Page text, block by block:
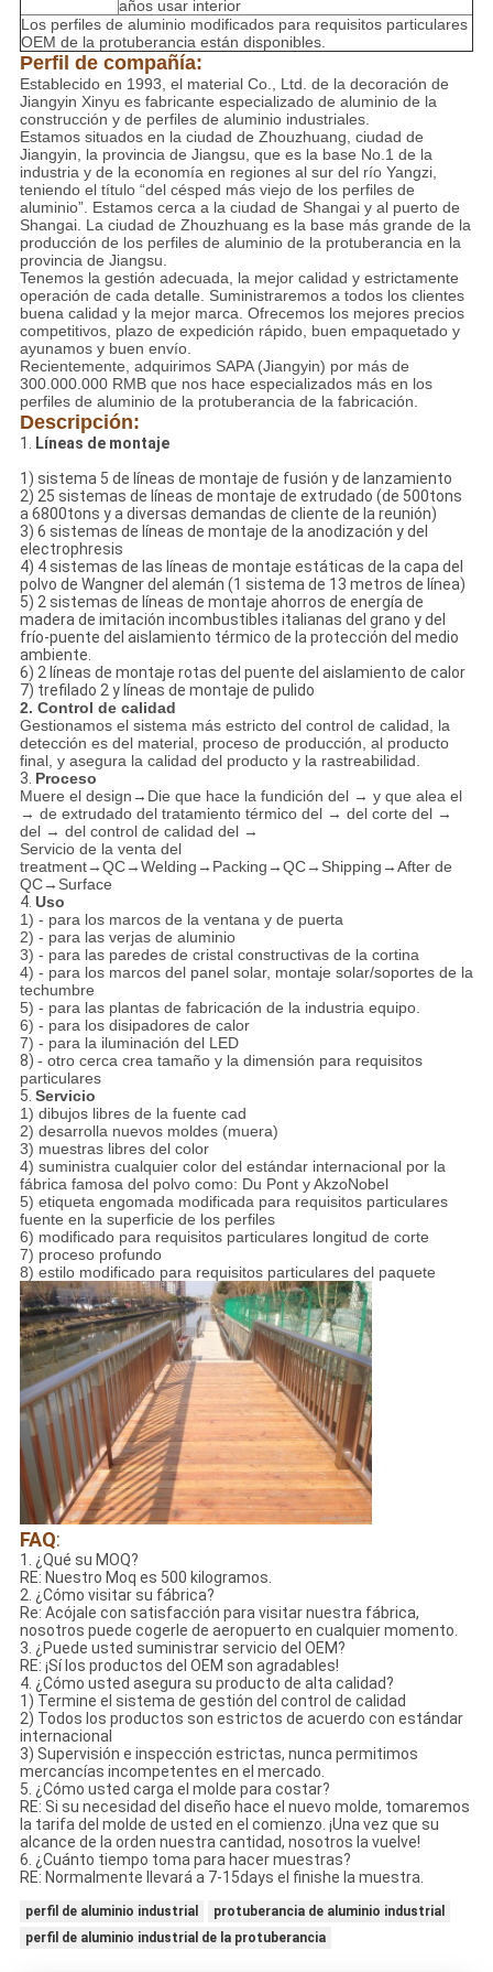
años usar interior
Los perfiles de aluminio modificados para requisitos particulares
OEM de la protuberancia están disponibles.
Perfil de compañía:
Establecido en 1993, el material Co., Ltd. de la decoración de
Jiangyin Xinyu es fabricante especializado de aluminio de la
construcción y de perfiles de aluminio industriales.
Estamos situados en la ciudad de Zhouzhuang, ciudad de
Jiangyin, la provincia de Jiangsu, que es la base No.1 de la
industria y de la economía en regiones al sur del río Yangzi,
teniendo el título “del césped más viejo de los perfiles de
aluminio”. Estamos cerca a la ciudad de Shangai y al puerto de
Shangai. La ciudad de Zhouzhuang es la base más grande de la
producción de los perfiles de aluminio de la protuberancia en la
provincia de Jiangsu.
Tenemos la gestión adecuada, la mejor calidad y estrictamente
operación de cada detalle. Suministraremos a todos los clientes
buena calidad y la mejor marca. Ofrecemos los mejores precios
competitivos, plazo de expedición rápido, buen empaquetado y
ayunamos y buen envío.
Recientemente, adquirimos SAPA (Jiangyin) por más de
300.000.000 RMB que nos hace especializados más en los
perfiles de aluminio de la protuberancia de la fabricación.
Descripción:
1. Líneas de montaje
1) sistema 5 de líneas de montaje de fusión y de lanzamiento
2) 25 sistemas de líneas de montaje de extrudado (de 500tons
a 6800tons y a diversas demandas de cliente de la reunión)
3) 6 sistemas de líneas de montaje de la anodización y del
electrophresis
4) 4 sistemas de las líneas de montaje estáticas de la capa del
polvo de Wangner del alemán (1 sistema de 13 metros de línea)
5) 2 sistemas de líneas de montaje ahorros de energía de
madera de imitación incombustibles italianas del grano y del
frío-puente del aislamiento térmico de la protección del medio
ambiente.
6) 2 líneas de montaje rotas del puente del aislamiento de calor
7) trefilado 2 y líneas de montaje de pulido
2. Control de calidad
Gestionamos el sistema más estricto del control de calidad, la
detección es del material, proceso de producción, al producto
final, y asegura la calidad del producto y la rastreabilidad.
3. Proceso
Muere el design→Die que hace la fundición del → y que alea el
→ de extrudado del tratamiento térmico del → del corte del →
del → del control de calidad del →
Servicio de la venta del
treatment→QC→Welding→Packing→QC→Shipping→After de
QC→Surface
4. Uso
1) - para los marcos de la ventana y de puerta
2) - para las verjas de aluminio
3) - para las paredes de cristal constructivas de la cortina
4) - para los marcos del panel solar, montaje solar/soportes de la
techumbre
5) - para las plantas de fabricación de la industria equipo.
6) - para los disipadores de calor
7) - para la iluminación del LED
8) - otro cerca crea tamaño y la dimensión para requisitos
particulares
5. Servicio
1) dibujos libres de la fuente cad
2) desarrolla nuevos moldes (muera)
3) muestras libres del color
4) suministra cualquier color del estándar internacional por la
fábrica famosa del polvo como: Du Pont y AkzoNobel
5) etiqueta engomada modificada para requisitos particulares
fuente en la superficie de los perfiles
6) modificado para requisitos particulares longitud de corte
7) proceso profundo
8) estilo modificado para requisitos particulares del paquete
FAQ:
1. ¿Qué su MOQ?
RE: Nuestro Moq es 500 kilogramos.
2. ¿Cómo visitar su fábrica?
Re: Acójale con satisfacción para visitar nuestra fábrica,
nosotros puede cogerle de aeropuerto en cualquier momento.
3. ¿Puede usted suministrar servicio del OEM?
RE: ¡Sí los productos del OEM son agradables!
4. ¿Cómo usted asegura su producto de alta calidad?
1) Termine el sistema de gestión del control de calidad
2) Todos los productos son estrictos de acuerdo con estándar
internacional
3) Supervisión e inspección estrictas, nunca permitimos
mercancías incompetentes en el mercado.
5. ¿Cómo usted carga el molde para costar?
RE: Si su necesidad del diseño hace el nuevo molde, tomaremos
la tarifa del molde de usted en el comienzo. ¡Una vez que su
alcance de la orden nuestra cantidad, nosotros la vuelve!
6. ¿Cuánto tiempo toma para hacer muestras?
RE: Normalmente llevará a 7-15days el finishe la muestra.
perfil de aluminio industrial
protuberancia de aluminio industrial
perfil de aluminio industrial de la protuberancia